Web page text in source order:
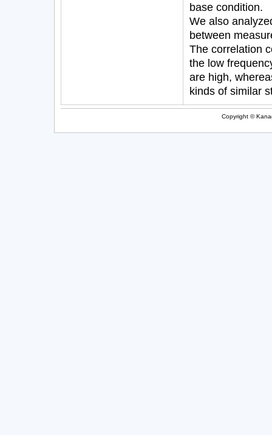
base condition.
We also
between
The correlation
the low
are high,
kinds of similar
Copyright ©